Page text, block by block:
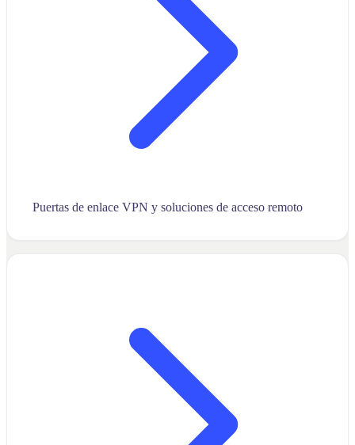
Puertas de enlace VPN y soluciones de acceso remoto